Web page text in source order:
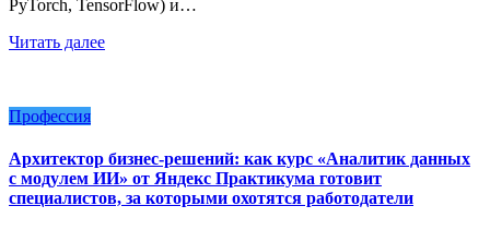
PyTorch, TensorFlow) и…
Читать далее
Профессия
Архитектор бизнес-решений: как курс «Аналитик данных
с модулем ИИ» от Яндекс Практикума готовит
специалистов, за которыми охотятся работодатели